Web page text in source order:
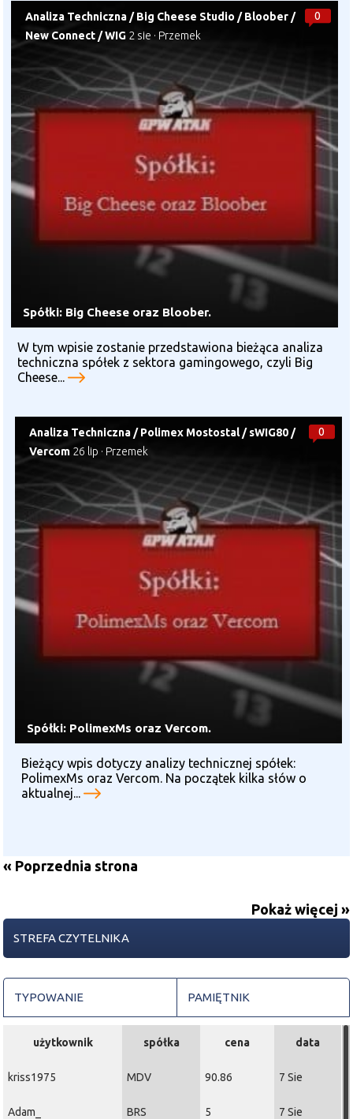
0
Analiza Techniczna /Big Cheese Studio /Bloober /
New Connect /WIG 2 sie · Przemek
Spółki: Big Cheese oraz Bloober.
W tym wpisie zostanie przedstawiona bieżąca analiza
techniczna spółek z sektora gamingowego, czyli Big
Cheese...
0
Analiza Techniczna /Polimex Mostostal/sWIG80 /
Vercom 26 lip · Przemek
Spółki: PolimexMs oraz Vercom.
Bieżący wpis dotyczy analizy technicznej spółek:
PolimexMs oraz Vercom. Na początek kilka słów o
aktualnej...
« Poprzednia strona
Pokaż więcej »
STREFA CZYTELNIKA
TYPOWANIE PAMIĘTNIK
użytkownik spółka cena data
kriss1975 MDV 90.86 7 Sie
Adam_ BRS 5 7 Sie